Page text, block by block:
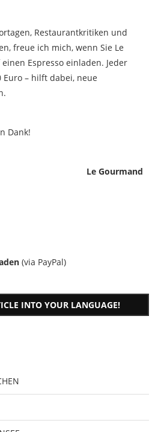
Restaurantkritiken und
freue ich mich, wenn Sie Le
Espresso einladen. Jeder
Euro – hilft dabei, neue
Dank!
Le Gourmand
(via PayPal)
INTO YOUR LANGUAGE!